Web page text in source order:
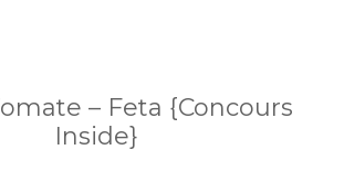
– Feta {Concours
Inside}